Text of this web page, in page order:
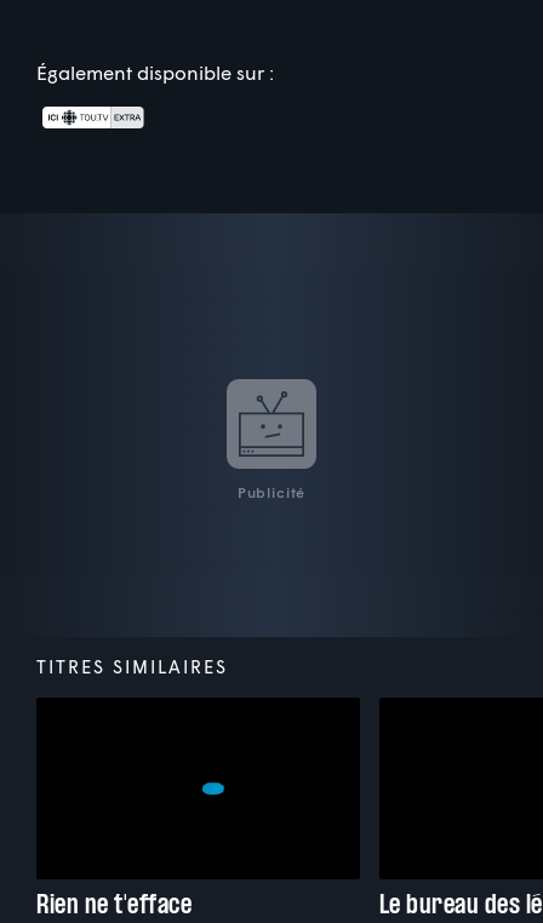
Également disponible sur :
Publicité
TITRES SIMILAIRES
Rien ne t'efface Le bureau des